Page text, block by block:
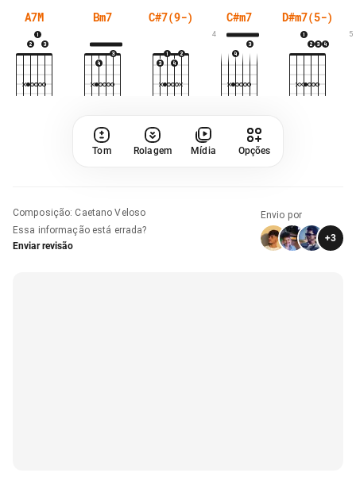
A7M Bm7 C#7(9-) C#m7
4
D#m7(5-)
5
Tom Rolagem Mídia Opções
Composição: Caetano Veloso
Essa informação está errada?
Enviar revisão
Envio por
+3